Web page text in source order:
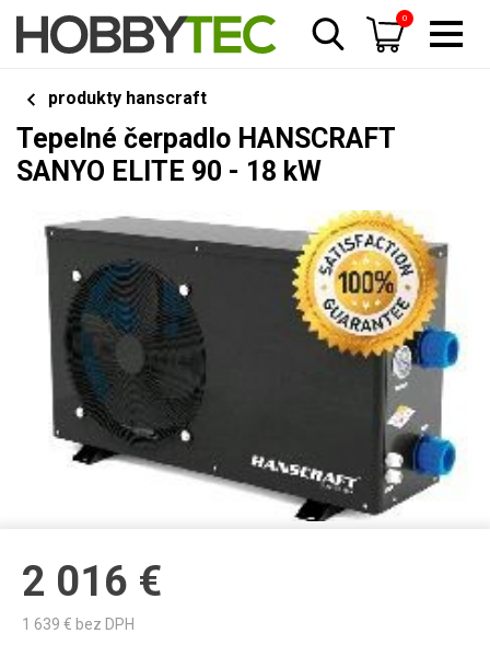
0
produkty hanscraft
Tepelné čerpadlo HANSCRAFT
SANYO ELITE 90 - 18 kW
2 016 €
1 639 € bez DPH